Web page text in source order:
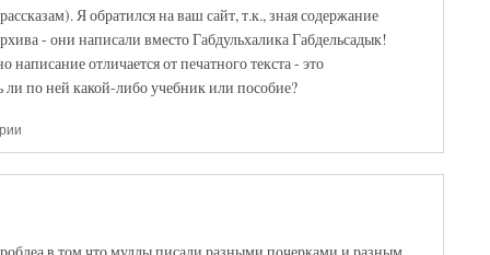
Я обратился на ваш сайт, т.к., зная содержание
- они написали вместо Габдульхалика Габдельсадык!
написание отличается от печатного текста - это
по ней какой-либо учебник или пособие?